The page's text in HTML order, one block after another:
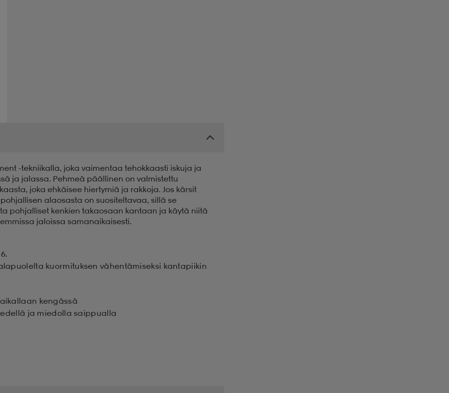
-tekniikalla, joka vaimentaa tehokkaasti iskuja ja
ja jalassa. Pehmeä päällinen on valmistettu
joka ehkäisee hiertymiä ja rakkoja. Jos kärsit
alaosasta on suositeltavaa, sillä se
pohjalliset kenkien takaosaan kantaan ja käytä niitä
jaloissa samanaikaisesti.
kuormituksen vähentämiseksi kantapiikin
kengässä
ja miedolla saippualla